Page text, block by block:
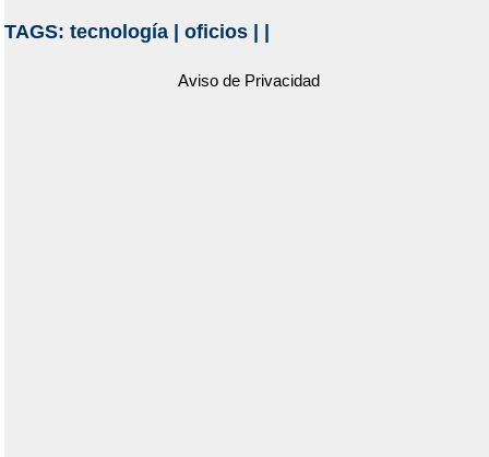
TAGS: tecnología| oficios|
Aviso de Privacidad